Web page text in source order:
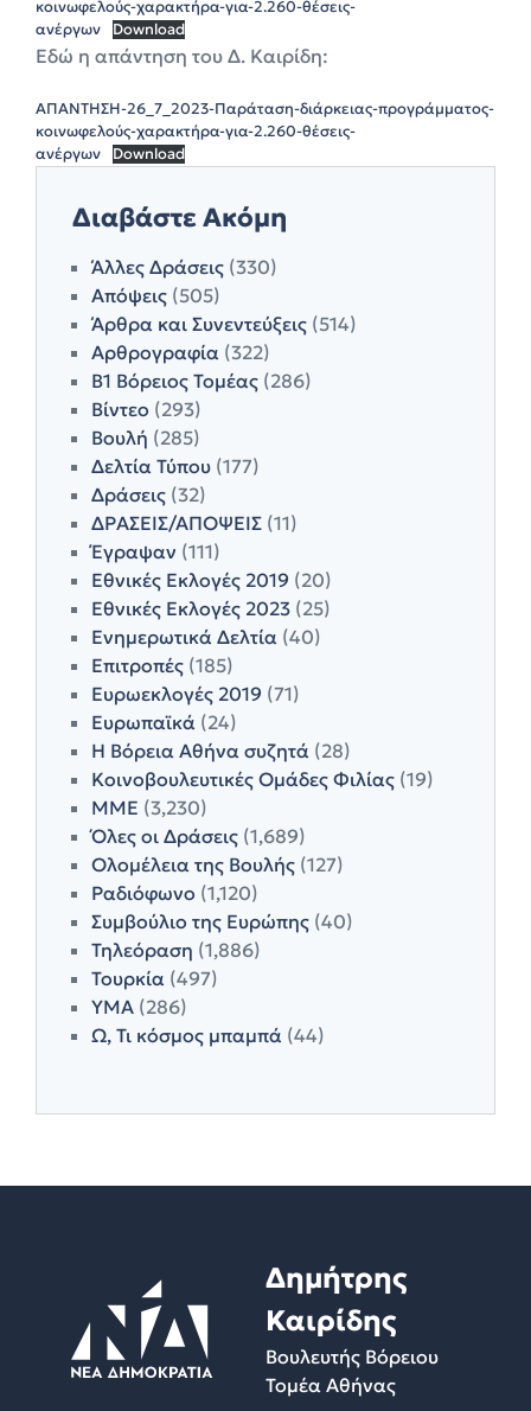
κοινωφελούς-χαρακτήρα-για-2.260-θέσεις-
ανέργων
Download
Εδώ η απάντηση του Δ. Καιρίδη:
ΑΠΑΝΤΗΣΗ-26_7_2023-Παράταση-διάρκειας-προγράμματος-
κοινωφελούς-χαρακτήρα-για-2.260-θέσεις-
ανέργων
Download
Διαβάστε Ακόμη
Άλλες Δράσεις (330)
Απόψεις (505)
Άρθρα και Συνεντεύξεις (514)
Αρθρογραφία (322)
Β1 Βόρειος Τομέας (286)
Βίντεο (293)
Βουλή (285)
Δελτία Τύπου (177)
Δράσεις (32)
ΔΡΑΣΕΙΣ/ΑΠΟΨΕΙΣ (11)
Έγραψαν (111)
Εθνικές Εκλογές 2019 (20)
Εθνικές Εκλογές 2023 (25)
Ενημερωτικά Δελτία (40)
Επιτροπές (185)
Ευρωεκλογές 2019 (71)
Ευρωπαϊκά (24)
Η Βόρεια Αθήνα συζητά (28)
Κοινοβουλευτικές Ομάδες Φιλίας (19)
ΜΜΕ (3,230)
Όλες οι Δράσεις (1,689)
Ολομέλεια της Βουλής (127)
Ραδιόφωνο (1,120)
Συμβούλιο της Ευρώπης (40)
Τηλεόραση (1,886)
Τουρκία (497)
ΥΜΑ (286)
Ω, Τι κόσμος μπαμπά (44)
Δημήτρης
Καιρίδης
Βουλευτής Βόρειου
Τομέα Αθήνας